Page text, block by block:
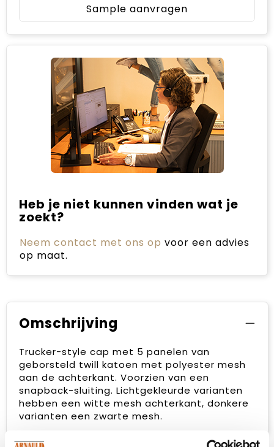
Sample aanvragen
Heb je niet kunnen vinden wat je
zoekt?
Neem contact met ons op voor een advies
op maat.
Omschrijving
Trucker-style cap met 5 panelen van
geborsteld twill katoen met polyester mesh
aan de achterkant. Voorzien van een
snapback-sluiting. Lichtgekleurde varianten
hebben een witte mesh achterkant, donkere
varianten een zwarte mesh.